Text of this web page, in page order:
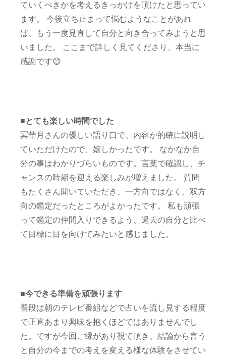
ていくべきかを考えるきっかけを頂けたと思ってい
ます。 今後立ち止まって悩むようなことがあれ
ば、もう一度見直して自分と向き合ってみようと思
いました。 ここまで詳しく見てくださり、本当に
感謝です😊
■とても楽しい時間でした
冥華月さんの優しい語り口で、内容が的確に説明し
ていただけたので、嬉しかったです。 なかなか自
分の事はわかりづらいものです。言葉で確認し、チ
ャンスの時期を迎える楽しみが増えました。 質問
もたくさん聞いていただき、一方向ではなく、双方
向の鑑定だったところがよかったです。 私も頑張
って鑑定の仲間入りできるよう、過去の自分と比べ
て目標に目を向けてみたいと感じました。
■今できる準備を頑張ります
普段は朝のテレビ番組などで占いを流し見する程度
で正直あまり興味を抱くほどではありませんでし
た。ですが今回ご縁があり視て頂き、結論から言う
と自分の今までの考えを変える様な体験をさせてい